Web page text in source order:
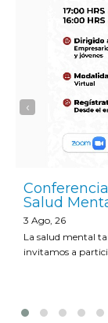
Salud
3 Ago, 26
La salud mental
invitamos a
‹